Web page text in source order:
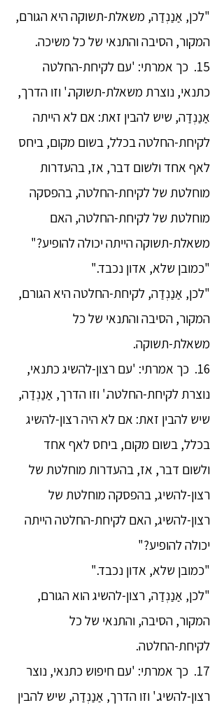
"לכן, אַנַנְדַה, משאלת-תשוקה היא הגורם,
המקור, הסיבה והתנאי של כל משיכה.
15. כך אמרתי: 'עם לקיחת-החלטה
כתנאי, נוצרת משאלת-תשוקה.' וזו הדרך,
אַנַנְדַה, שיש להבין זאת: אם לא הייתה
לקיחת-החלטה בכלל, בשום מקום, ביחס
לאף אחד ולשום דבר, אז, בהעדרות
מוחלטת של לקיחת-החלטה, בהפסקה
מוחלטת של לקיחת-החלטה, האם
משאלת-תשוקה הייתה יכולה להופיע?"
"כמובן שלא, אדון נכבד."
"לכן, אַנַנְדַה, לקיחת-החלטה היא הגורם,
המקור, הסיבה והתנאי של כל
משאלת-תשוקה.
16. כך אמרתי: 'עם רצון-להשיג כתנאי,
נוצרת לקיחת-החלטה.' וזו הדרך, אַנַנְדַה,
שיש להבין זאת: אם לא היה רצון-להשיג
בכלל, בשום מקום, ביחס לאף אחד
ולשום דבר, אז, בהעדרות מוחלטת של
רצון-להשיג, בהפסקה מוחלטת של
רצון-להשיג, האם לקיחת-החלטה הייתה
יכולה להופיע?"
"כמובן שלא, אדון נכבד."
"לכן, אַנַנְדַה, רצון-להשיג הוא הגורם,
המקור, הסיבה, והתנאי של כל
לקיחת-החלטה.
17. כך אמרתי: 'עם חיפוש כתנאי, נוצר
רצון-להשיג.' וזו הדרך, אַנַנְדַה, שיש להבין